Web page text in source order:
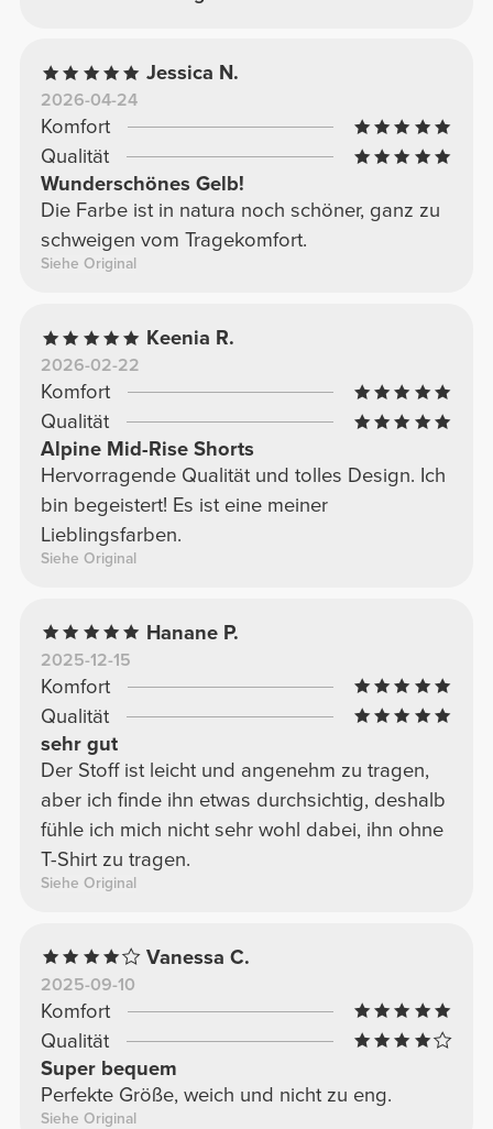
Jessica N.
2026-04-24
Komfort
Qualität
Wunderschönes Gelb!
Die Farbe ist in natura noch schöner, ganz zu
schweigen vom Tragekomfort.
Siehe Original
Keenia R.
2026-02-22
Komfort
Qualität
Alpine Mid-Rise Shorts
Hervorragende Qualität und tolles Design. Ich
bin begeistert! Es ist eine meiner
Lieblingsfarben.
Siehe Original
Hanane P.
2025-12-15
Komfort
Qualität
sehr gut
Der Stoff ist leicht und angenehm zu tragen,
aber ich finde ihn etwas durchsichtig, deshalb
fühle ich mich nicht sehr wohl dabei, ihn ohne
T-Shirt zu tragen.
Siehe Original
Vanessa C.
2025-09-10
Komfort
Qualität
Super bequem
Perfekte Größe, weich und nicht zu eng.
Siehe Original